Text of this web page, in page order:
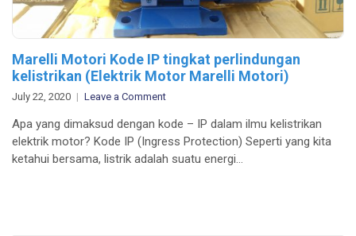
Marelli Motori Kode IP tingkat perlindungan
kelistrikan (Elektrik Motor Marelli Motori)
July 22, 2020 Leave a Commenton
Motori
Kode
IP
Apa yang dimaksud dengan kode – IP dalam ilmu kelistrikan
elektrik motor? Kode IP (Ingress Protection) Seperti yang kita
ketahui bersama, listrik adalah suatu energi…